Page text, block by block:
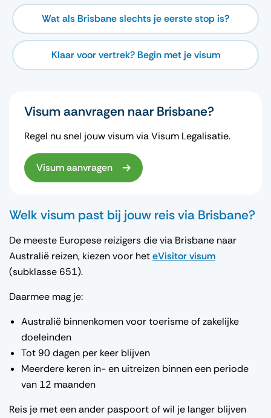
Wat als Brisbane slechts je eerste stop is?
Klaar voor vertrek? Begin met je visum
Visum aanvragen naar Brisbane?
Regel nu snel jouw visum via Visum Legalisatie.
Visum aanvragen
Welk visum past bij jouw reis via Brisbane?
De meeste Europese reizigers die via Brisbane naar
Australië reizen, kiezen voor heteVisitor visum
(subklasse 651).
Daarmee mag je:
Australië binnenkomen voor toerisme of zakelijke
doeleinden
Tot 90 dagen per keer blijven
Meerdere keren in- en uitreizen binnen een periode
van 12 maanden
Reis je met een ander paspoort of wil je langer blijven